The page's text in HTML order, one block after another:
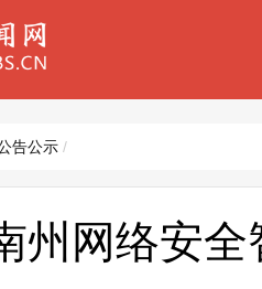
告公示 /
州网络安